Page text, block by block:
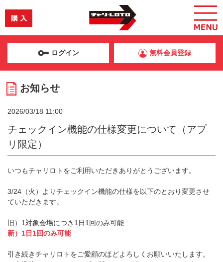
ログイン 無料会員登録
お知らせ
2026/03/18 11:00
チェックイン機能の仕様変更について（アプ
リ限定）
いつもチャリロトをご利用いただきありがとうございます。
3/24（火）よりチェックイン機能の仕様を以下のとおり変更させ
ていただきます。
旧）1対象会場につき1日1回のみ可能
新）1日1回のみ可能
引き続きチャリロトをご愛顧のほどよろしくお願いいたします。